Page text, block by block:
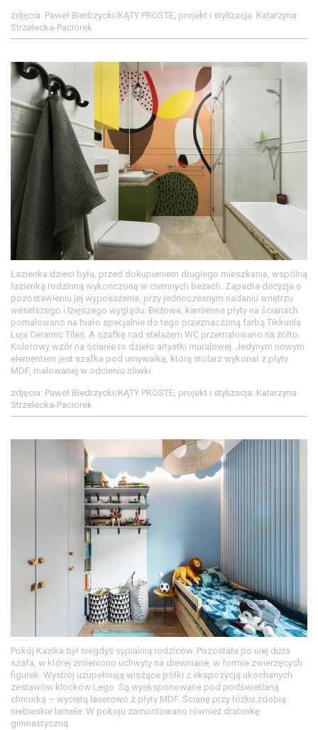
zdjęcia: Paweł Biedrzycki/KĄTY PROSTE, projekt i stylizacja: Katarzyna
Strzelecka-Paciorek
Łazienka dzieci była, przed dokupieniem drugiego mieszkania, wspólną
łazienką rodzinną wykończoną w ciemnych beżach. Zapadła decyzja o
pozostawieniu jej wyposażenia, przy jednoczesnym nadaniu wnętrzu
weselszego i lżejszego wyglądu. Beżowe, kamienne płyty na ścianach
pomalowano na biało specjalnie do tego przeznaczoną farbą Tikkurila
Luja Ceramic Tiles. A szafkę nad stelażem WC przemalowano na żółto.
Kolorowy wzór na ścianie to dzieło artystki muralowej. Jedynym nowym
elementem jest szafka pod umywalką, którą stolarz wykonał z płyty
MDF, malowanej w odcieniu oliwki.
zdjęcia: Paweł Biedrzycki/KĄTY PROSTE, projekt i stylizacja: Katarzyna
Strzelecka-Paciorek
Pokój Kazika był niegdyś sypialnią rodziców. Pozostała po niej duża
szafa, w której zmieniono uchwyty na drewniane, w formie zwierzęcych
figurek. Wystrój uzupełniają wiszące półki z ekspozycją ukochanych
zestawów klocków Lego. Są wyeksponowane pod podświetlaną
chmurką – wyciętą laserowo z płyty MDF. Ścianę przy łóżku zdobią
niebieskie lamele. W pokoju zamontowano również drabinkę
gimnastyczną.